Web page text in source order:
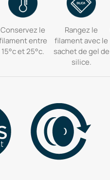
Conservez le
entre
15°c et 25°c.
Rangez le
filament avec le
sachet de gel de
silice.